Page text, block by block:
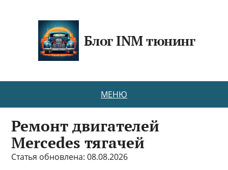
Блог INM тюнинг
МЕНЮ
Ремонт двигателей
Mercedes тягачей
Статья обновлена: 08.08.2026